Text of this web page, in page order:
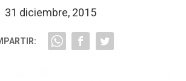
31 diciembre, 2015